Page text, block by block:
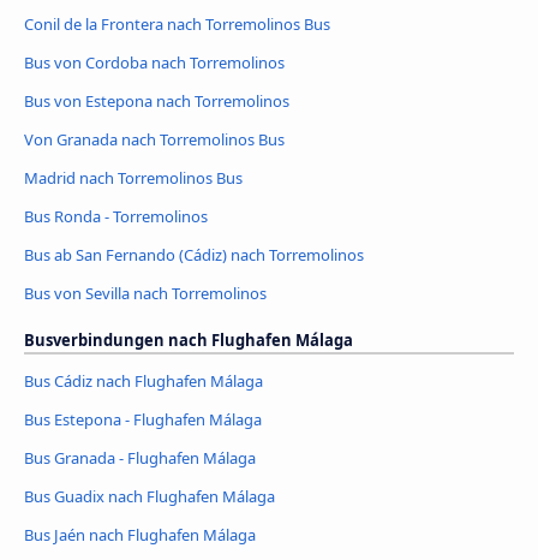
Conil de la Frontera nach Torremolinos Bus
Bus von Cordoba nach Torremolinos
Bus von Estepona nach Torremolinos
Von Granada nach Torremolinos Bus
Madrid nach Torremolinos Bus
Bus Ronda - Torremolinos
Bus ab San Fernando (Cádiz) nach Torremolinos
Bus von Sevilla nach Torremolinos
Busverbindungen nach Flughafen Málaga
Bus Cádiz nach Flughafen Málaga
Bus Estepona - Flughafen Málaga
Bus Granada - Flughafen Málaga
Bus Guadix nach Flughafen Málaga
Bus Jaén nach Flughafen Málaga